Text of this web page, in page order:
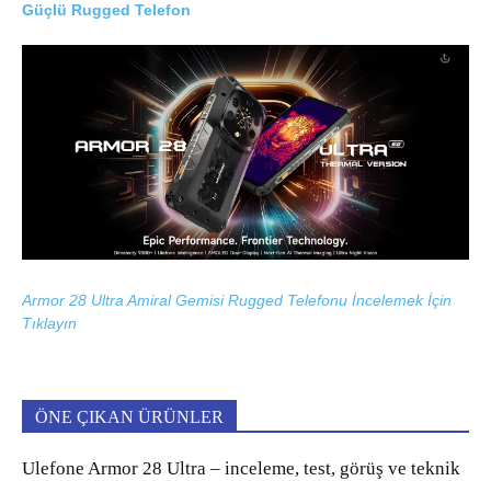
Güçlü Rugged Telefon
Armor 28 Ultra Amiral Gemisi Rugged Telefonu İncelemek İçin
Tıklayın
ÖNE ÇIKAN ÜRÜNLER
Ulefone Armor 28 Ultra – inceleme, test, görüş ve teknik